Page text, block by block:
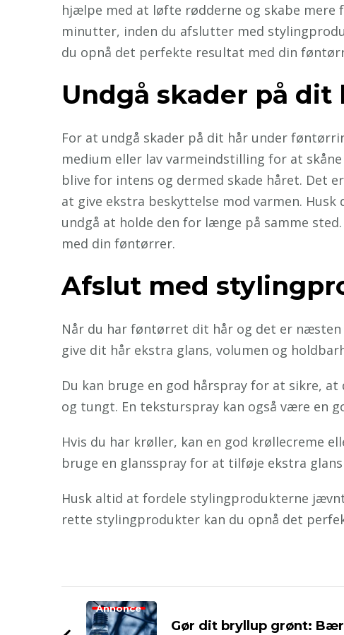
hjælpe med at løfte rødderne og skabe
minutter, inden du afslutter med
du opnå det perfekte resultat med din
Undgå skader på dit
For at undgå skader på dit hår under
medium eller lav varmeindstilling for at
blive for intens og dermed skade håret. Det
at give ekstra beskyttelse mod varmen.
undgå at holde den for længe på samme
med din føntørrer.
Afslut med
Når du har føntørret dit hår og det er
give dit hår ekstra glans, volumen og
Du kan bruge en god hårspray for at sikre,
og tungt. En teksturspray kan også være en
Hvis du har krøller, kan en god krøllecreme
bruge en glansspray for at tilføje ekstra
Husk altid at fordele stylingprodukterne
rette stylingprodukter kan du opnå det
Post
Annonce
Gør dit bryllup grønt: